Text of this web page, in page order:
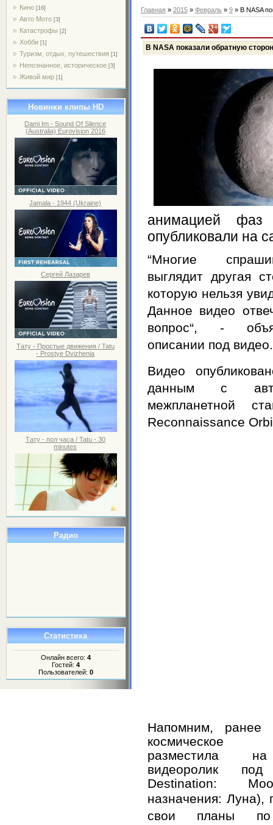
Кино [16]
Авто Мото [3]
Катастрофы [2]
Хобби [1]
Туризм, отдых, путешествия [1]
Непознанное, историческое [3]
Живой мир [1]
Новинки клипы HD
Dami Im - Sound Of Silence
(Australia) Eurovision 2016
Jamala - 1944 (Ukraine)
Сергей Лазарев
Тату - Простые движения / Tatu
- Prostye Dvizhenia
Тату - пол часа / Tatu - 30
minutes
Радио
Статистика
Онлайн всего: 4
Гостей: 4
Пользователей: 0
Главная » 2015 » Февраль » 9» В NASA
В NASA показали обратную
анимацией
опубликовали на
“Многие
выглядит другая
которую нельзя
Данное видео
вопрос“, -
описании под
Видео
данным с
межпланетной
Reconnaissance
Напомним, ранее
космическое
разместила
видеоролик под
Destination:
назначения: Луна),
свои планы по